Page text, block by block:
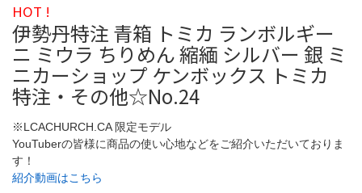
HOT !
伊勢丹特注 青箱 トミカ ランボルギー
ニ ミウラ ちりめん 縮緬 シルバー 銀 ミ
ニカーショップ ケンボックス トミカ
特注・その他☆No.24
※LCACHURCH.CA 限定モデル
YouTuberの皆様に商品の使い心地などをご紹介いただいておりま
す！
紹介動画はこちら